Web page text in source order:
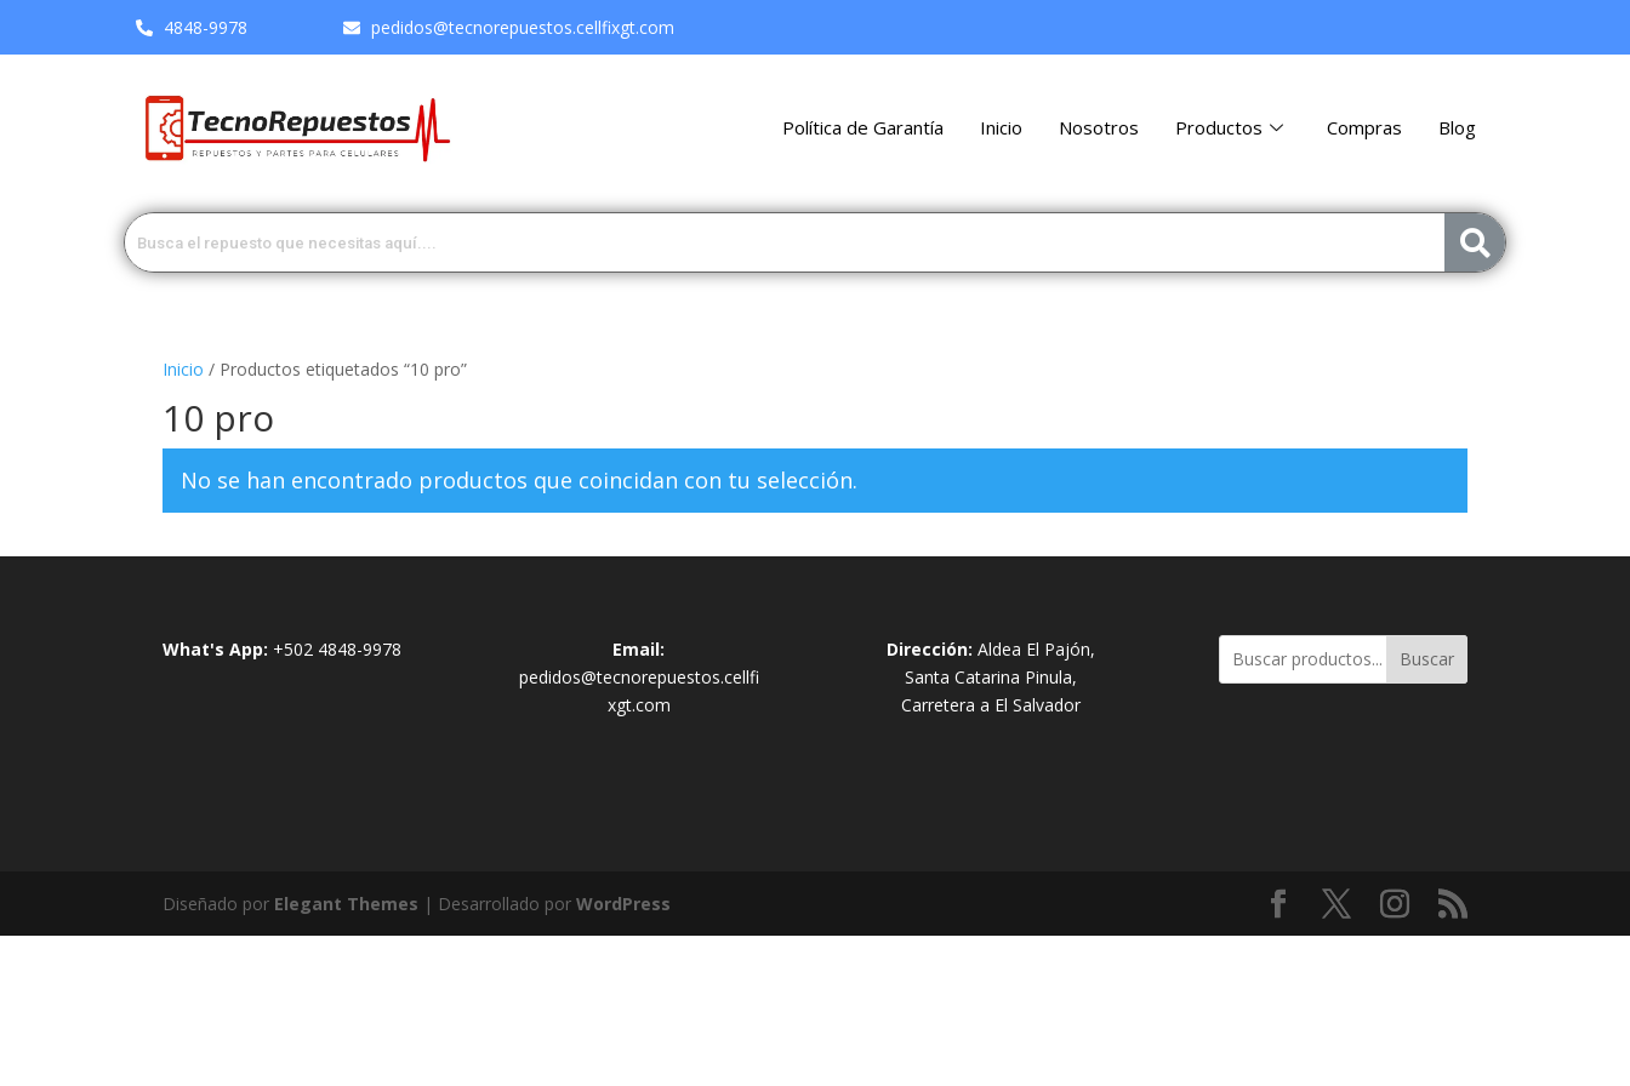
4848-9978 pedidos@tecnorepuestos.cellfixgt.com
Política de Garantía Inicio Nosotros Productos Compras Blog
Inicio / Productos etiquetados “10 pro”
10 pro
No se han encontrado productos que coincidan con tu selección.
What's App: +502 4848-9978
Email:
pedidos@tecnorepuestos.cellfi
xgt.com
Dirección: Aldea El Pajón,
Santa Catarina Pinula,
Carretera a El Salvador
Buscar
Diseñado por Elegant Themes | Desarrollado porWordPress